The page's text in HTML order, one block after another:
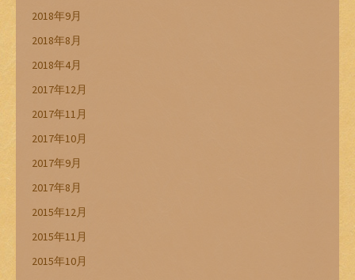
2018年9月
2018年8月
2018年4月
2017年12月
2017年11月
2017年10月
2017年9月
2017年8月
2015年12月
2015年11月
2015年10月